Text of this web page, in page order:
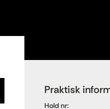
Praktisk
Hold nr: